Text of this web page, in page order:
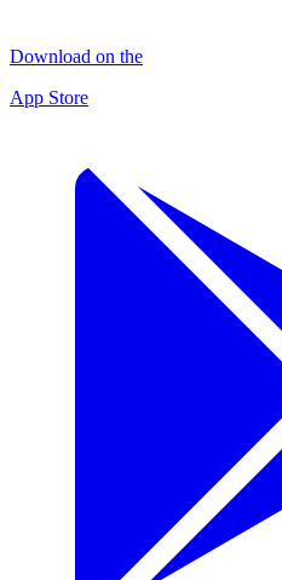
Download on the
App Store